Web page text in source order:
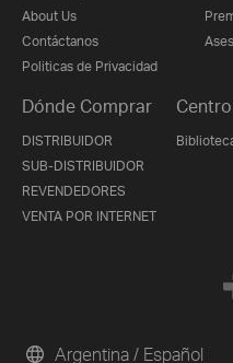
About Us
Contáctanos
Politicas de Privacidad
Dónde Comprar
DISTRIBUIDOR
SUB-DISTRIBUIDOR
REVENDEDORES
VENTA POR INTERNET
Argentina / Español